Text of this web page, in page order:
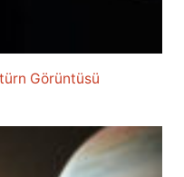
Görüntüsü